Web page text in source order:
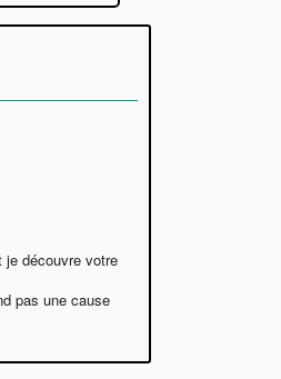
découvre votre
pas une cause